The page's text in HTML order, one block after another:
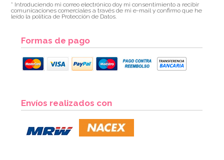
7,49€
* Introduciendo mi correo electrónico doy mi consentimiento a recibir
comunicaciones comerciales a través de mi e-mail y confirmo que he
leído la política de Protección de Datos.
Formas de pago
Envíos realizados con